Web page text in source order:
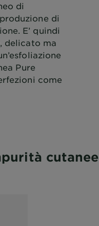
di
di
E’ quindi
delicato ma
Pure
come
cutanee